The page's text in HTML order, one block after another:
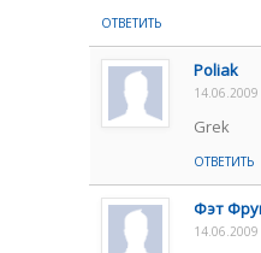
ОТВЕТИТЬ
Poliak
Grek
ОТВЕТИТЬ
Фэт
14.06.2009